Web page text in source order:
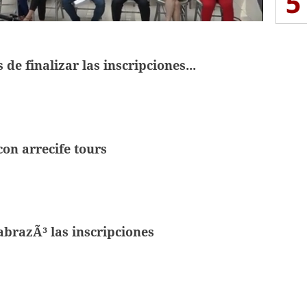
de finalizar las inscripciones...
arrecife tours
las inscripciones